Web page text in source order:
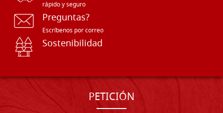
rápido y seguro
Preguntas?
Escríbenos por correo
Sostenibilidad
PETICIÓN